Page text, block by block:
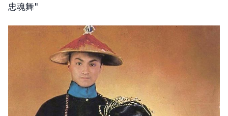
忠魂舞"